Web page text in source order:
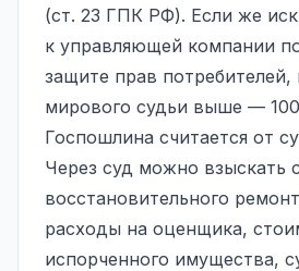
(ст. 23 ГПК РФ). Если же иск
к управляющей компании
защите прав потребителей,
мирового судьи выше —
Госпошлина считается от
Через суд можно взыскать
восстановительного
расходы на оценщика,
испорченного имущества,